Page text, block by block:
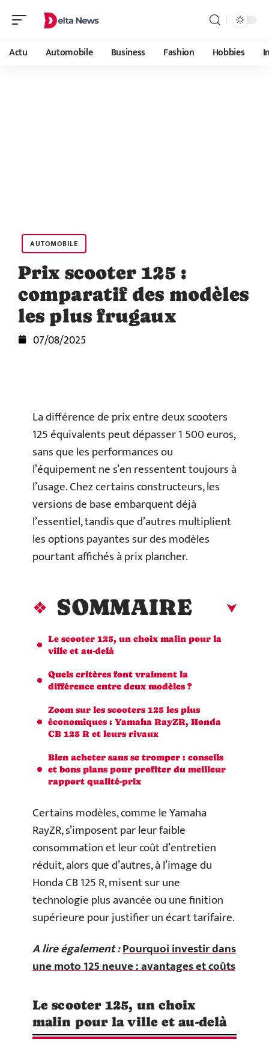
Actu Automobile Business Fashion Hobbies
AUTOMOBILE
Prix scooter 125 :
comparatif des modèles
les plus frugaux
07/08/2025
La différence de prix entre deux scooters
125 équivalents peut dépasser 1 500 euros,
sans que les performances ou
l’équipement ne s’en ressentent toujours à
l’usage. Chez certains constructeurs, les
versions de base embarquent déjà
l’essentiel, tandis que d’autres multiplient
les options payantes sur des modèles
pourtant affichés à prix plancher.
SOMMAIRE
Le scooter 125, un choix malin pour la
ville et au-delà
Quels critères font vraiment la
différence entre deux modèles ?
Zoom sur les scooters 125 les plus
économiques : Yamaha RayZR, Honda
CB 125 R et leurs rivaux
Bien acheter sans se tromper : conseils
et bons plans pour profiter du meilleur
rapport qualité-prix
Certains modèles, comme le Yamaha
RayZR, s’imposent par leur faible
consommation et leur coût d’entretien
réduit, alors que d’autres, à l’image du
Honda CB 125 R, misent sur une
technologie plus avancée ou une finition
supérieure pour justifier un écart tarifaire.
A lire également :Pourquoi investir dans
une moto 125 neuve : avantages et coûts
Le scooter 125, un choix
malin pour la ville et au-delà